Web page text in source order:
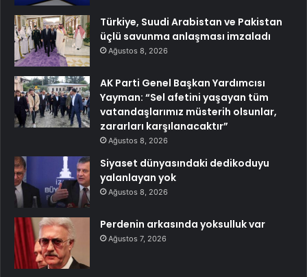
Türkiye, Suudi Arabistan ve Pakistan
üçlü savunma anlaşması imzaladı
Ağustos 8, 2026
AK Parti Genel Başkan Yardımcısı
Yayman: “Sel afetini yaşayan tüm
vatandaşlarımız müsterih olsunlar,
zararları karşılanacaktır”
Ağustos 8, 2026
Siyaset dünyasındaki dedikoduyu
yalanlayan yok
Ağustos 8, 2026
Perdenin arkasında yoksulluk var
Ağustos 7, 2026